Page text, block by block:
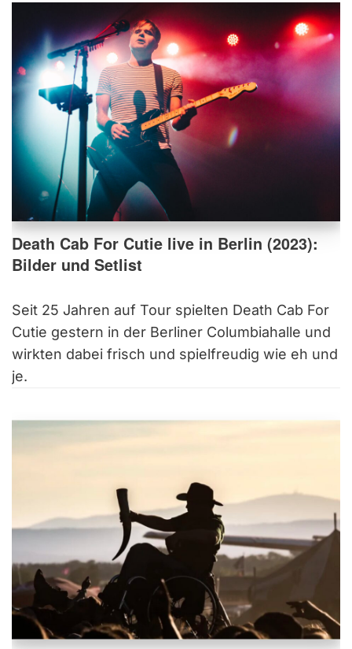
Death Cab For Cutie live in Berlin (2023):
Bilder und Setlist
Seit 25 Jahren auf Tour spielten Death Cab For
Cutie gestern in der Berliner Columbiahalle und
wirkten dabei frisch und spielfreudig wie eh und
je.